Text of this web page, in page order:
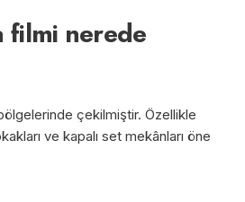
filmi nerede
çekilmiştir. Özellikle
ve kapalı set mekânları öne